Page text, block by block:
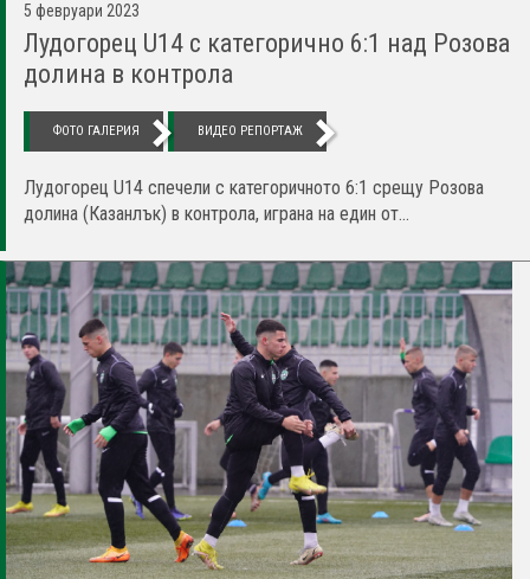
5 февруари 2023
Лудогорец U14 с категорично 6:1 над Розова
долина в контрола
ФОТО ГАЛЕРИЯ ВИДЕО РЕПОРТАЖ
Лудогорец U14 спечели с категоричното 6:1 срещу Розова
долина (Казанлък) в контрола, играна на един от...